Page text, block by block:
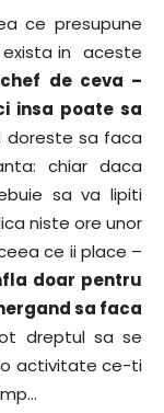
ce presupune
exista in aceste
de ceva –
insa poate sa
doreste sa faca
chiar daca
sa va lipiti
niste ore unor
ce ii place –
doar pentru
sa faca
dreptul sa se
o activitate ce-ti